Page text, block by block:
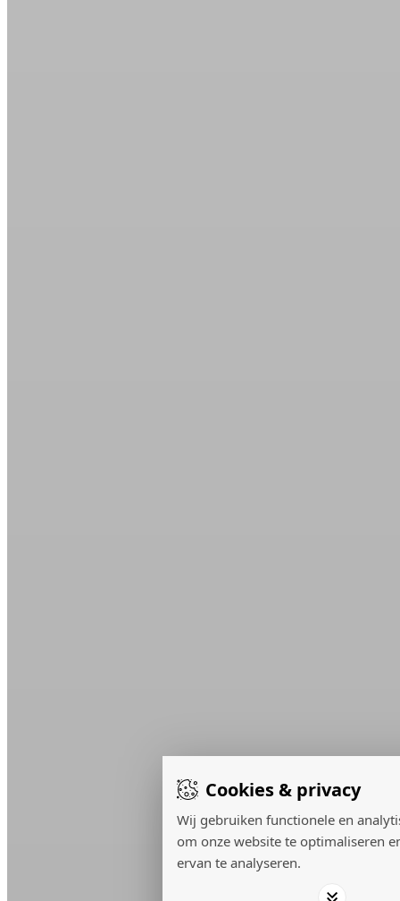
Cookies & privacy
Wij gebruiken functionele en
om onze website te optimaliseren
ervan te analyseren.